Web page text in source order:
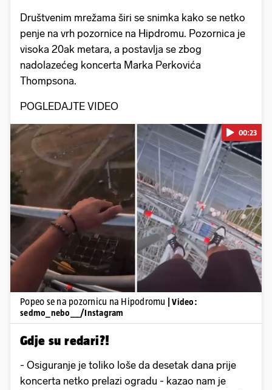
Društvenim mrežama širi se snimka kako se netko
penje na vrh pozornice na Hipdromu. Pozornica je
visoka 20ak metara, a postavlja se zbog
nadolazećeg koncerta Marka Perkovića
Thompsona.
POGLEDAJTE VIDEO
Pokretanje videa...
00:23
Popeo se na pozornicu na Hipodromu
| Video:
sedmo_nebo__/Instagram
Gdje su redari?!
- Osiguranje je toliko loše da desetak dana prije
koncerta netko prelazi ogradu - kazao nam je